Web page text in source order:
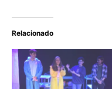
Relacionado